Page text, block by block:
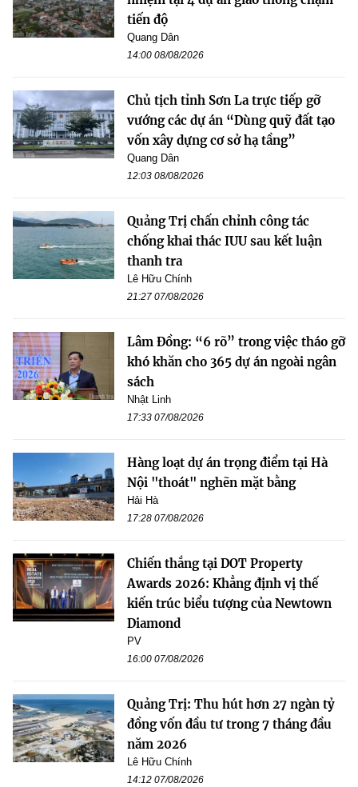
tiến độ
Quang Dân
14:00 08/08/2026
Chủ tịch tỉnh Sơn La trực tiếp gỡ
vướng các dự án “Dùng quỹ đất tạo
vốn xây dựng cơ sở hạ tầng”
Quang Dân
12:03 08/08/2026
Quảng Trị chấn chỉnh công tác
chống khai thác IUU sau kết luận
thanh tra
Lê Hữu Chính
21:27 07/08/2026
Lâm Đồng: “6 rõ” trong việc tháo gỡ
khó khăn cho 365 dự án ngoài ngân
sách
Nhật Linh
17:33 07/08/2026
Hàng loạt dự án trọng điểm tại Hà
Nội "thoát" nghẽn mặt bằng
Hải Hà
17:28 07/08/2026
Chiến thắng tại DOT Property
Awards 2026: Khẳng định vị thế
kiến trúc biểu tượng của Newtown
Diamond
PV
16:00 07/08/2026
Quảng Trị: Thu hút hơn 27 ngàn tỷ
đồng vốn đầu tư trong 7 tháng đầu
năm 2026
Lê Hữu Chính
14:12 07/08/2026